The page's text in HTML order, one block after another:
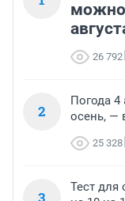
можно
26 792
2
Погода 4
осень, —
25 328
Тест для